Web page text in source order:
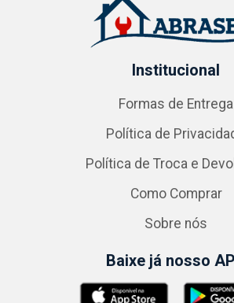
Institucional
Formas de Entrega
Política de
Política de Troca e
Como Comprar
Sobre nós
Baixe já nosso